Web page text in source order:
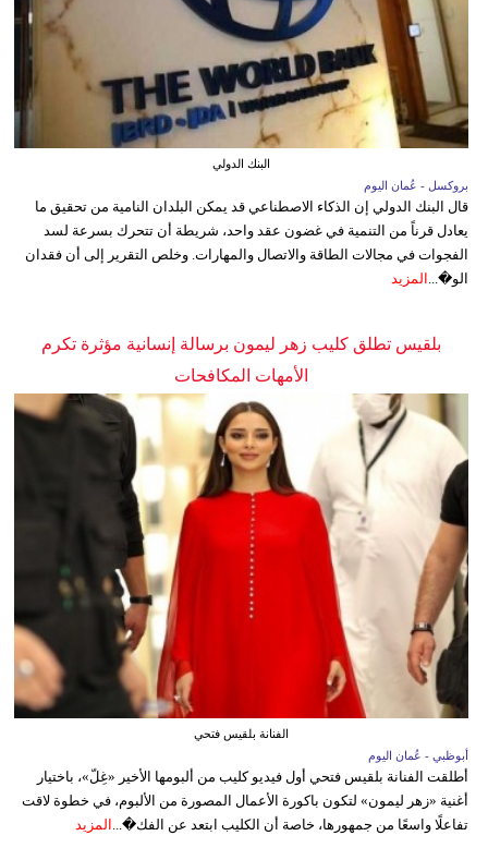
البنك الدولي
بروكسل - عُمان اليوم
قال البنك الدولي إن الذكاء الاصطناعي قد يمكن البلدان النامية من تحقيق ما
يعادل قرناً من التنمية في غضون عقد واحد، شريطة أن تتحرك بسرعة لسد
الفجوات في مجالات الطاقة والاتصال والمهارات. وخلص التقرير إلى أن فقدان
الو�... المزيد
بلقيس تطلق كليب زهر ليمون برسالة إنسانية مؤثرة تكرم
الأمهات المكافحات
الفنانة بلقيس فتحي
أبوظبي - عُمان اليوم
أطلقت الفنانة بلقيس فتحي أول فيديو كليب من ألبومها الأخير «غِلّ»، باختيار
أغنية «زهر ليمون» لتكون باكورة الأعمال المصورة من الألبوم، في خطوة لاقت
تفاعلًا واسعًا من جمهورها، خاصة أن الكليب ابتعد عن الفك�... المزيد